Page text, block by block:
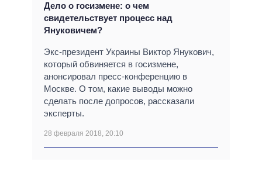
Дело о госизмене: о чем
свидетельствует процесс над
Януковичем?
Экс-президент Украины Виктор Янукович,
который обвиняется в госизмене,
анонсировал пресс-конференцию в
Москве. О том, какие выводы можно
сделать после допросов, рассказали
эксперты.
28 февраля 2018, 20:10